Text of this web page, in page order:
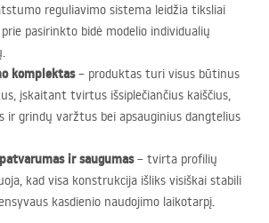
reguliavimo sistema leidžia tiksliai
pasirinkto bidė modelio individualių
komplektas– produktas turi visus būtinus
įskaitant tvirtus išsiplečiančius kaiščius,
ir grindų varžtus bei apsauginius dangtelius
ir saugumas– tvirta profilių
kad visa konstrukcija išliks visiškai stabili
kasdienio naudojimo laikotarpį.